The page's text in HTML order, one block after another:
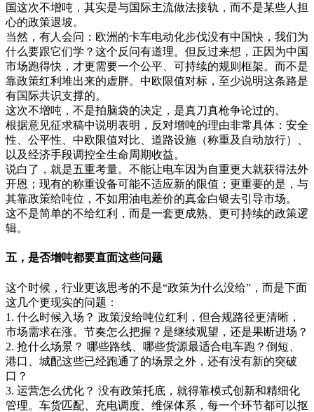
国这次不增吨，其实是与国际主流做法接轨，而不是某些人担
心的政策退坡。
当然，有人会问：欧洲的卡车电动化步伐没有中国快，我们为
什么要跟它们学？这个反问有道理。但反过来想，正因为中国
市场跑得快，才更需要一个公平、可持续的规则框架。而不是
靠政策红利堆出来的虚胖。中欧限值对标，至少说明这条路是
有国际共识支撑的。
这次不增吨，不是拍脑袋的决定，是真刀真枪争论过的。
根据意见征求稿中说明表明，反对增吨的理由非常具体：安全
性、公平性、中欧限值对比、道路设施（称重及自动放行）、
以及经济手段调控全生命周期收益。
说白了，就是五重考量。不能让电车因为自重更大就获得法外
开恩；现有的称重设备可能不适应新的限值；更重要的是，与
其靠政策给吨位，不如用油电差价的真金白银去引导市场。
这不是简单的不给红利，而是一套更成熟、更可持续的政策逻
辑。
五，是否增吨都要直面这些问题
这个时候，行业更该思考的不是“政策为什么没给”，而是下面
这几个更现实的问题：
1. 什么时候入场？ 政策没给吨位红利，但合规路径更清晰，
市场需求在涨。节奏怎么把握？是继续观望，还是果断进场？
2. 抢什么场景？ 哪些路线、哪些货源最适合电车跑？倒短、
港口、城配这些已经跑通了的场景之外，还有没有新的突破
口？
3. 运营怎么优化？ 没有政策托底，就得靠模式创新和精细化
管理。车货匹配、充电调度、维保体系，每一个环节都可以抠